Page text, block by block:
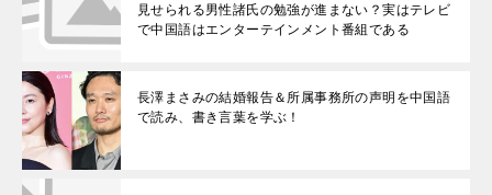
見せられる男性諸氏の勉強が進まない？実はテレビ
で中国語はエンターテインメント番組である
長澤まさみの結婚報告＆所属事務所の声明を中国語
で読み、書き言葉を学ぶ！